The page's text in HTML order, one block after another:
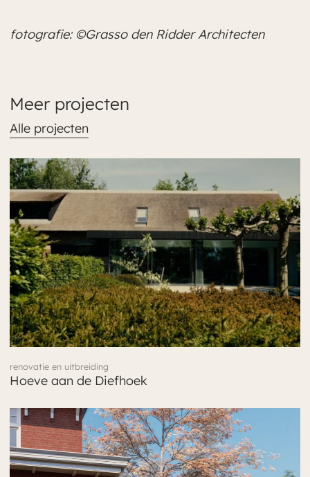
fotografie: ©Grasso den Ridder Architecten
Meer projecten
Alle projecten
renovatie en uitbreiding
Hoeve aan de Diefhoek